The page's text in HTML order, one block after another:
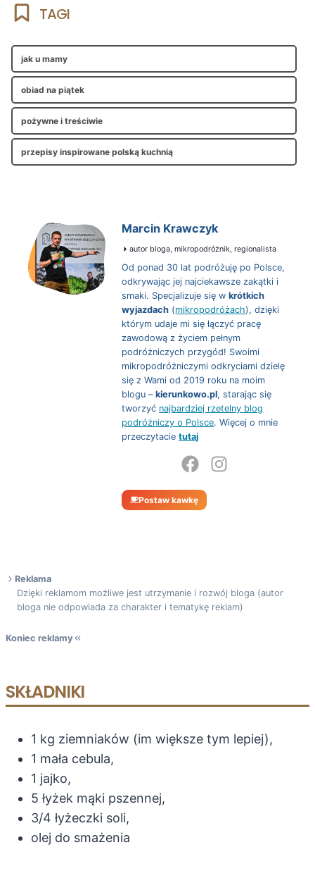
TAGI
jak u mamy
obiad na piątek
pożywne i treściwie
przepisy inspirowane polską kuchnią
Marcin Krawczyk
autor bloga, mikropodróżnik, regionalista
Od ponad 30 lat podróżuję po Polsce,
odkrywając jej najciekawsze zakątki i
smaki. Specjalizuje się wkrótkich
wyjazdach (mikropodróżach), dzięki
którym udaje mi się łączyć pracę
zawodową z życiem pełnym
podróżniczych przygód! Swoimi
mikropodróżniczymi odkryciami dzielę
się z Wami od 2019 roku na moim
blogu –kierunkowo.pl, starając się
tworzyć najbardziej rzetelny blog
podróżniczy o Polsce. Więcej o mnie
przeczytacietutaj
Postaw kawkę
Reklama
Dzięki reklamom możliwe jest utrzymanie i rozwój bloga (autor
bloga nie odpowiada za charakter i tematykę reklam)
Koniec reklamy
SKŁADNIKI
1 kg ziemniaków (im większe tym lepiej),
1 mała cebula,
1 jajko,
5 łyżek mąki pszennej,
3/4 łyżeczki soli,
olej do smażenia